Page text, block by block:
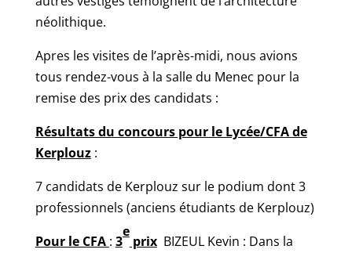
néolithique.
Apres les visites de l’après-midi, nous avions
tous rendez-vous à la salle du Menec pour la
remise des prix des candidats :
Résultats du concours pour le Lycée/CFA de
Kerplouz:
7 candidats de Kerplouz sur le podium dont 3
professionnels (anciens étudiants de Kerplouz)
Pour le CFA : 3
e
prixBIZEUL Kevin : Dans la